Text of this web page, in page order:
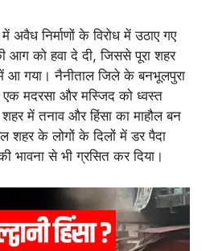
अवैध निर्माणों के विरोध में उठाए गए
आग को हवा दे दी, जिससे पूरा शहर
आ गया। नैनीताल जिले के बनभूलपुरा
एक मदरसा और मस्जिद को ध्वस्त
में तनाव और हिंसा का माहौल बन
शहर के लोगों के दिलों में डर पैदा
भावना से भी ग्रसित कर दिया।